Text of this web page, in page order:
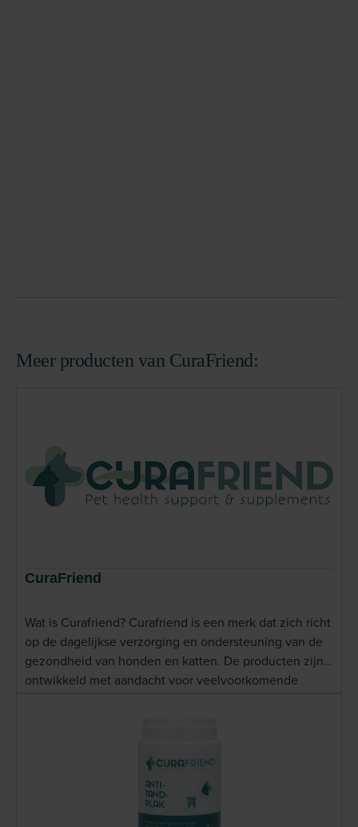
Meer producten van CuraFriend:
CuraFriend
Wat is Curafriend? Curafriend is een merk dat zich richt
op de dagelijkse verzorging en ondersteuning van de
gezondheid van honden en katten. De producten zijn
ontwikkeld met aandacht voor veelvoorkomende
toegankelijke toepassingen die eenvoudig in het
dagelijks ritme van dier en eigenaar passen. De
verzorgingslijn van Curafriend bestaat uit onder andere
supplementen, gebitsverzorgingsproducten en